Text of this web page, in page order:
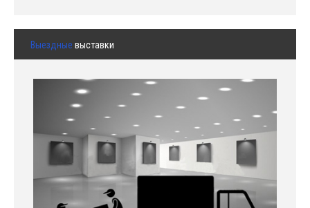
Выездные выставки